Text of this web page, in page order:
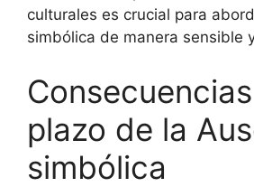
culturales es crucial para
simbólica de manera sensible
plazo de la
simbólica